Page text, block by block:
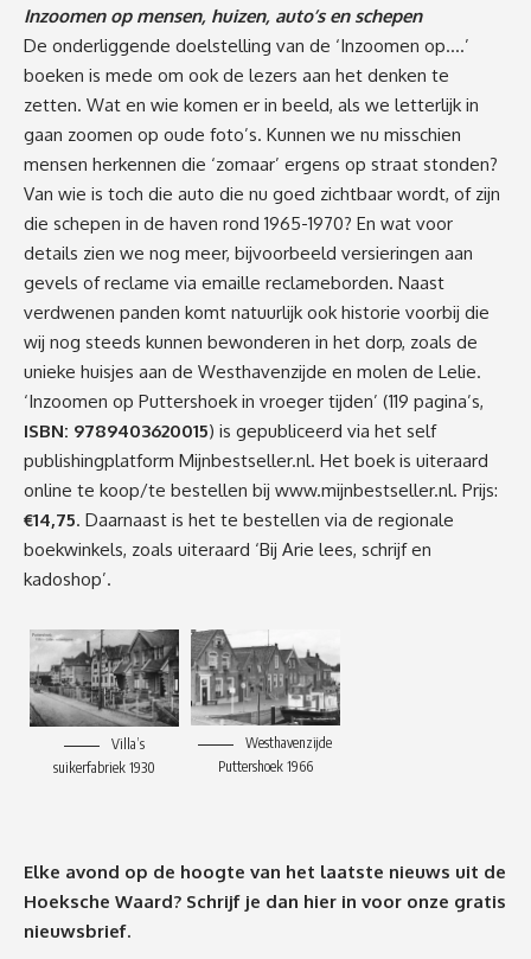
Inzoomen op mensen, huizen, auto’s en schepen
De onderliggende doelstelling van de ‘Inzoomen op….’
boeken is mede om ook de lezers aan het denken te
zetten. Wat en wie komen er in beeld, als we letterlijk in
gaan zoomen op oude foto’s. Kunnen we nu misschien
mensen herkennen die ‘zomaar’ ergens op straat stonden?
Van wie is toch die auto die nu goed zichtbaar wordt, of zijn
die schepen in de haven rond 1965-1970? En wat voor
details zien we nog meer, bijvoorbeeld versieringen aan
gevels of reclame via emaille reclameborden. Naast
verdwenen panden komt natuurlijk ook historie voorbij die
wij nog steeds kunnen bewonderen in het dorp, zoals de
unieke huisjes aan de Westhavenzijde en molen de Lelie.
‘Inzoomen op Puttershoek in vroeger tijden’ (119 pagina’s,
ISBN: 9789403620015) is gepubliceerd via het self
publishingplatform Mijnbestseller.nl. Het boek is uiteraard
online te koop/te bestellen bij www.mijnbestseller.nl. Prijs:
€14,75. Daarnaast is het te bestellen via de regionale
boekwinkels, zoals uiteraard ‘Bij Arie lees, schrijf en
kadoshop’.
Villa’s
suikerfabriek 1930
Westhavenzijde
Puttershoek 1966
Elke avond op de hoogte van het laatste nieuws uit de
Hoeksche Waard? Schrijf je dan hier in voor onze gratis
nieuwsbrief.